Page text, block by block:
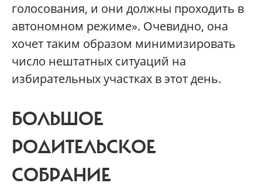
голосования, и они должны проходить в
автономном режиме». Очевидно, она
хочет таким образом минимизировать
число нештатных ситуаций на
избирательных участках в этот день.
БОЛЬШОЕ
РОДИТЕЛЬСКОЕ
СОБРАНИЕ